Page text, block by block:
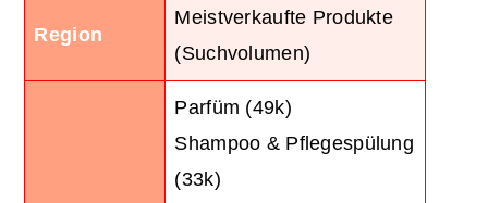
Region
Meistverkaufte Produkte
(Suchvolumen)
Parfüm (49k)
Shampoo & Pflegespülung
(33k)